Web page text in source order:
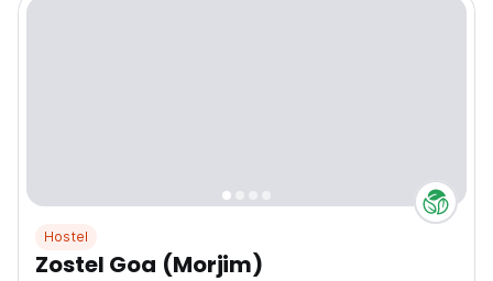
Hostel
Zostel Goa (Morjim)